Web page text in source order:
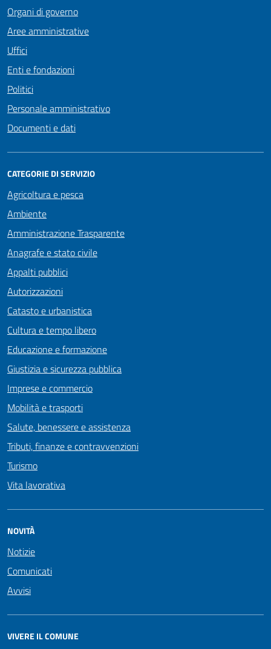
Organi di governo
Aree amministrative
Uffici
Enti e fondazioni
Politici
Personale amministrativo
Documenti e dati
CATEGORIE DI SERVIZIO
Agricoltura e pesca
Ambiente
Amministrazione Trasparente
Anagrafe e stato civile
Appalti pubblici
Autorizzazioni
Catasto e urbanistica
Cultura e tempo libero
Educazione e formazione
Giustizia e sicurezza pubblica
Imprese e commercio
Mobilità e trasporti
Salute, benessere e assistenza
Tributi, finanze e contravvenzioni
Turismo
Vita lavorativa
NOVITÀ
Notizie
Comunicati
Avvisi
VIVERE IL COMUNE